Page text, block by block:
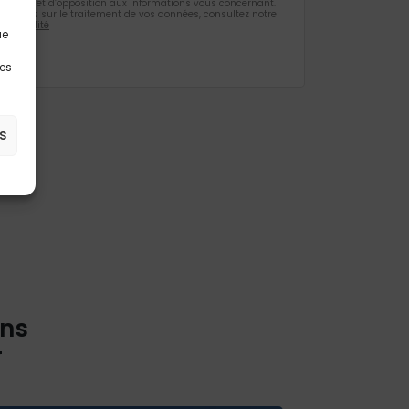
et d’opposition aux informations vous concernant.
sur le traitement de vos données, consultez notre